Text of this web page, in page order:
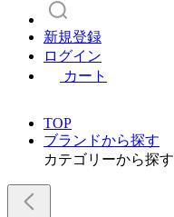
新規登録
ログイン
カート
TOP
ブランドから探す
カテゴリーから探す